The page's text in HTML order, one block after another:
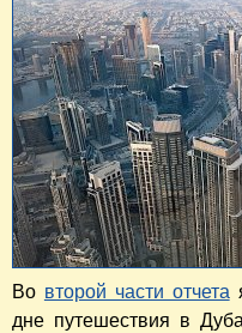
Во второй части отчета
дне путешествия в